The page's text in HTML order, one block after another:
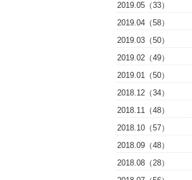
2019.05（33）
2019.04（58）
2019.03（50）
2019.02（49）
2019.01（50）
2018.12（34）
2018.11（48）
2018.10（57）
2018.09（48）
2018.08（28）